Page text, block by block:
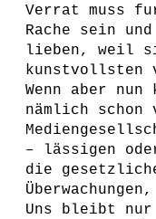
Verrat muss
Rache sein
lieben, weil
kunstvollsten
Wenn aber
nämlich
– lässigen
die
Uns bleibt